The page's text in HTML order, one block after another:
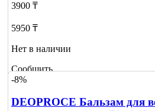
3900 ₸
5950 ₸
Нет в наличии
Сообщить
о наличии
-8%
DEOPROCE Бальзам для